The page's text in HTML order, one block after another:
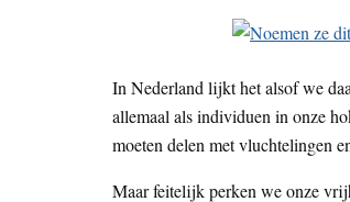
In Nederland lijkt het alsof we
allemaal als individuen in onze
moeten delen met vluchtelingen
Maar feitelijk perken we onze